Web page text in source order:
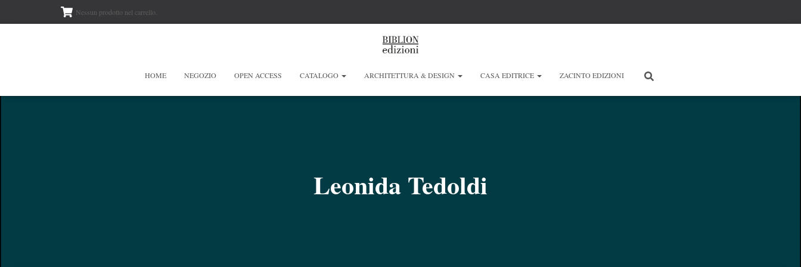
Nessun prodotto nel carrello.
HOME NEGOZIO OPEN ACCESS CATALOGO ARCHITETTURA & DESIGN CASA EDITRICE ZACINTO EDIZIONI
Leonida Tedoldi